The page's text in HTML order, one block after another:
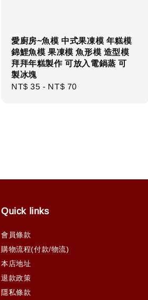
愛廚房~魚模 中式果凍模 年糕模
錦鯉魚模 果凍模 魚形模 造型模
拜拜年糕製作 可放入電鍋蒸 可
製冰塊
Regular
NT$ 35 - NT$ 70
Quick links
會員條款
購物流程(付款/物流)
本店地址
退款政策
隱私條款